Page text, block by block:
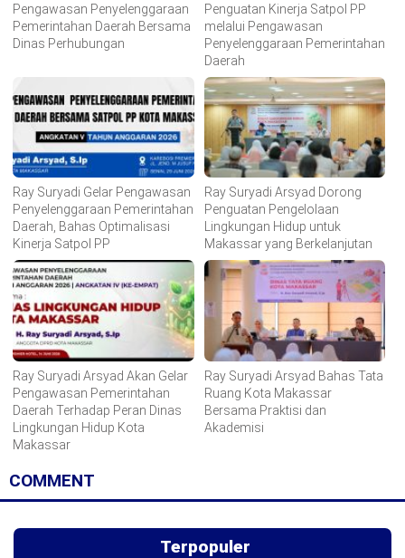
Pengawasan Penyelenggaraan
Pemerintahan Daerah Bersama
Dinas Perhubungan
Penguatan Kinerja Satpol PP
melalui Pengawasan
Penyelenggaraan Pemerintahan
Daerah
Ray Suryadi Gelar Pengawasan
Penyelenggaraan Pemerintahan
Daerah, Bahas Optimalisasi
Kinerja Satpol PP
Ray Suryadi Arsyad Dorong
Penguatan Pengelolaan
Lingkungan Hidup untuk
Makassar yang Berkelanjutan
Ray Suryadi Arsyad Akan Gelar
Pengawasan Pemerintahan
Daerah Terhadap Peran Dinas
Lingkungan Hidup Kota
Makassar
Ray Suryadi Arsyad Bahas Tata
Ruang Kota Makassar
Bersama Praktisi dan
Akademisi
COMMENT
Terpopuler